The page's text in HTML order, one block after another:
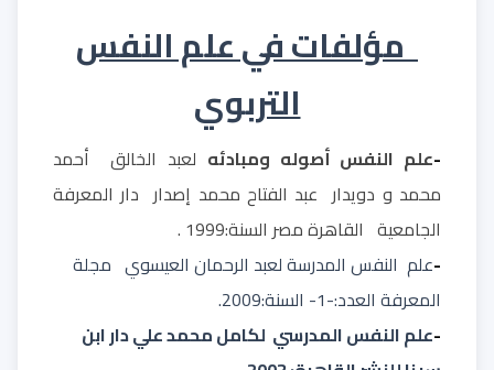
مؤلفات في علم النفس
التربوي
-علم النفس أصوله ومبادئه لعبد الخالق
أحمد
محمد و دويدار عبد الفتاح محمد إصدار دار المعرفة
الجامعية القاهرة مصر السنة:1999 .
-علم النفس المدرسة لعبد الرحمان العيسوي مجلة
المعرفة العدد:-1- السنة:2009.
-علم النفس المدرسي لكامل محمد علي دار ابن